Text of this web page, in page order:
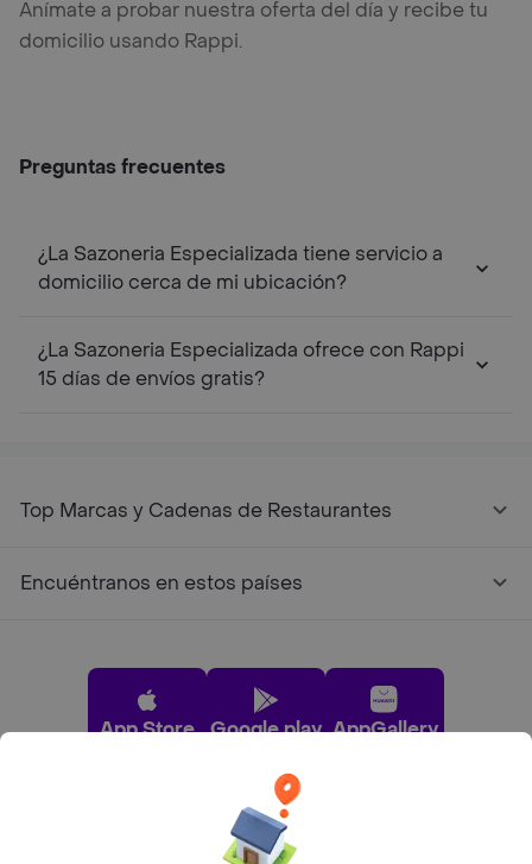
Anímate a probar nuestra oferta del día y recibe tu
domicilio usando Rappi.
Preguntas frecuentes
¿La Sazoneria Especializada tiene servicio a
domicilio cerca de mi ubicación?
¿La Sazoneria Especializada ofrece con Rappi
15 días de envíos gratis?
Top Marcas y Cadenas de Restaurantes
Encuéntranos en estos países
App Store Google play AppGallery
Pide tu comida favorita cerca de ti